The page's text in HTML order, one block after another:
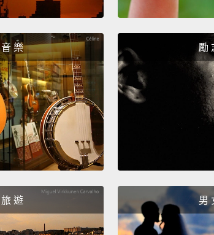
poops!
Or like a...like a green alien, maybe?
或像是...像是可能可以有綠色外星人？
I am unclear on what my job is.
我不清楚我的工作是什麼。
Guys, one at a time!
I just wanted to say thanks for making
myself.
音 樂 勵
旅 遊 男